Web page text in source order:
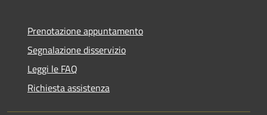
Prenotazione appuntamento
Segnalazione disservizio
Leggi le FAQ
Richiesta assistenza